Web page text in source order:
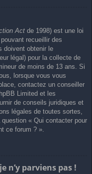
Act de 1998) est une loi
recueillir des
doivent obtenir le
légal) pour la collecte de
de moins de 13 ans. Si
lorsque vous vous
contactez un conseiller
Limited et les
de conseils juridiques et
légales de toutes sortes,
« Qui contacter pour
ce forum ? ».
n’y parviens pas !